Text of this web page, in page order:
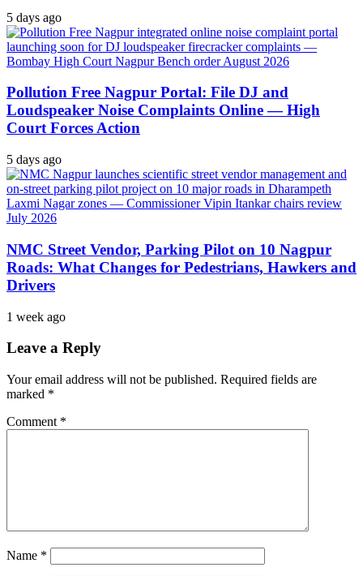
5 days ago
Pollution Free Nagpur Portal: File DJ and
Loudspeaker Noise Complaints Online — High
Court Forces Action
5 days ago
NMC Street Vendor, Parking Pilot on 10 Nagpur
Roads: What Changes for Pedestrians, Hawkers and
Drivers
1 week ago
Leave a Reply
Your email address will not be published. Required fields are
marked *
Comment *
Name *